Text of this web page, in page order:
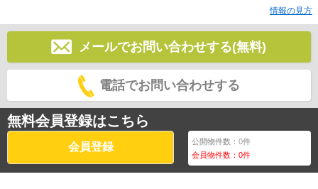
情報の見方
メールでお問い合わせする(無料)
電話でお問い合わせする
無料会員登録はこちら
会員登録 公開物件数：0件
会員物件数：0件